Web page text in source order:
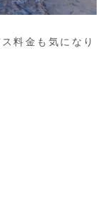
料金も気になり